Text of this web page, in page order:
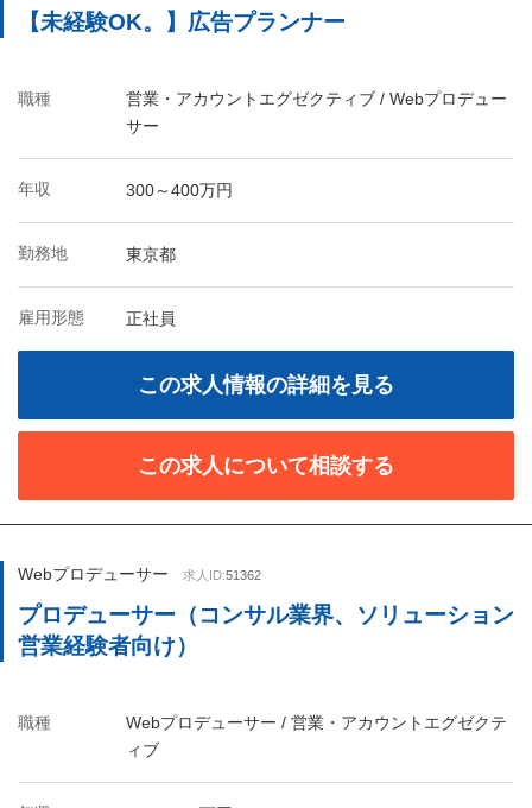
【未経験OK。】広告プランナー
職種
営業・アカウントエグゼクティブ / Webプロデュー
サー
年収 300～400万円
勤務地 東京都
雇用形態 正社員
この求人情報の詳細を見る
この求人について相談する
Webプロデューサー 求人ID:51362
プロデューサー（コンサル業界、ソリューション
営業経験者向け）
職種
Webプロデューサー / 営業・アカウントエグゼクテ
ィブ